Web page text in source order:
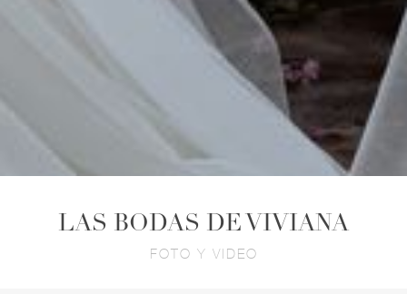
LAS BODAS DE VIVIANA
FOTO Y VIDEO